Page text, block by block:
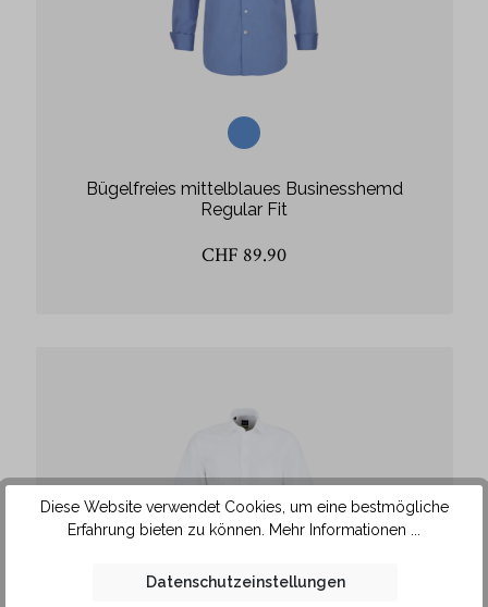
Bügelfreies mittelblaues Businesshemd
Regular Fit
CHF 89.90
Diese Website verwendet Cookies, um eine bestmögliche
Erfahrung bieten zu können. Mehr Informationen ...
Datenschutzeinstellungen